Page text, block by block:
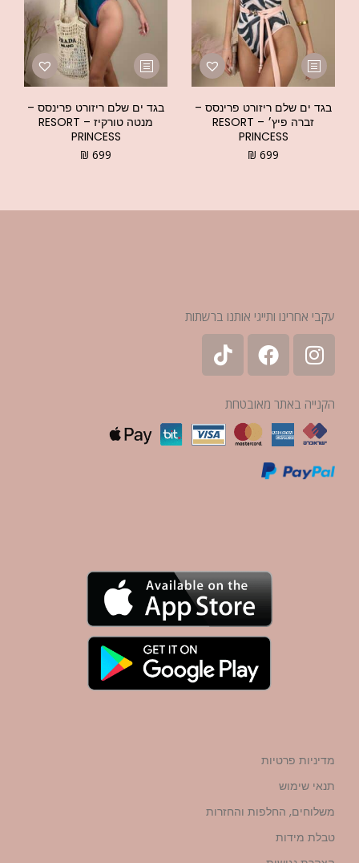
בגד ים שלם ריזורט פרינסס –
זברה פיץ׳ – RESORT
PRINCESS
₪ 699
בגד ים שלם ריזורט פרינסס –
מנטה טורקיז – RESORT
PRINCESS
₪ 699
עקבי אחרינו ותייגי אותנו ברשתות
הקנייה באתר מאובטחת
מדיניות פרטיות
תנאי שימוש
משלוחים, החלפות והחזרות
טבלת מידות